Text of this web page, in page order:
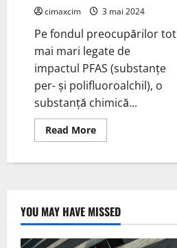
cimaxcim 3 mai 2024
Pe fondul preocupărilor tot
mai mari legate de
impactul PFAS (substanțe
per- și polifluoroalchil), o
substanță chimică...
Read MoreRead
more
oferă
PFAS
și
oxid
de
niobiu;
YOU MAY HAVE MISSED